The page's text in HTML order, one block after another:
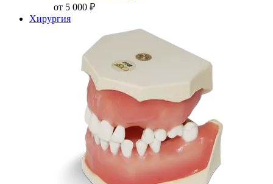
от 5 000 ₽
Хирургия